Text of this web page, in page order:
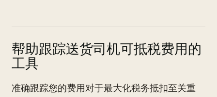
帮助跟踪送货司机可抵税费用的
工具
准确跟踪您的费用对于最大化税务抵扣至关重